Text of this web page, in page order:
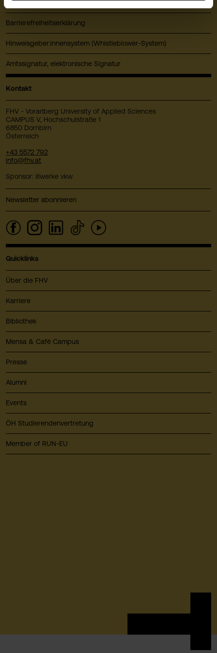
Datenschutz
Barrierefreiheitserklärung
Hinweisgeber:innensystem (Whistleblower-System)
Amtssignatur, elektronische Signatur
Kontakt
FHV - Vorarlberg University of Applied Sciences
CAMPUS V, Hochschulstraße 1
6850 Dornbirn
Österreich
+43 5572 792
info@fhv.at
Sponsor: illwerke vkw
Newsletter abonnieren
Quicklinks
Über die FHV
Karriere
Bibliothek
Mensa & Café Campus
Presse
Alumni
Events
ÖH Studierendenvertretung
Member of RUN-EU